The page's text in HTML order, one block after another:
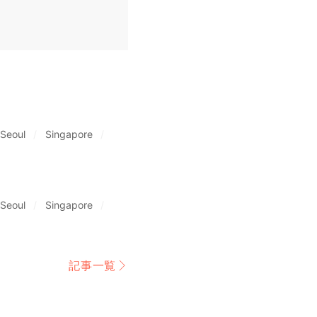
Seoul
Singapore
Seoul
Singapore
記事一覧